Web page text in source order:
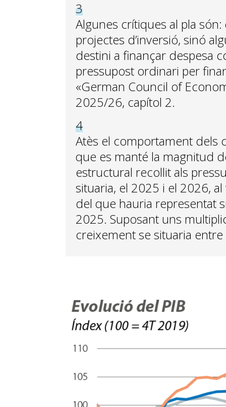
3
Algunes crítiques al pla
projectes d’inversió, sinó
destini a finançar despesa
pressupost ordinari per
«German Council of
2025/26, capítol 2.
4
Atès el comportament dels
que es manté la magnitud
estructural recollit als
situaria, el 2025 i el 2026,
del que hauria representat
2025. Suposant uns
creixement se situaria entre